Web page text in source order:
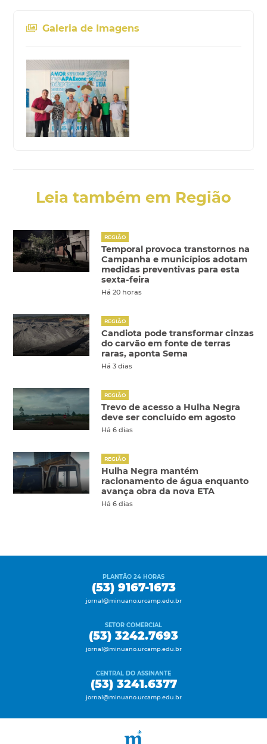
Galeria de Imagens
Leia também em Região
REGIÃO
Temporal provoca transtornos na
Campanha e municípios adotam
medidas preventivas para esta
sexta-feira
Há 20 horas
REGIÃO
Candiota pode transformar cinzas
do carvão em fonte de terras
raras, aponta Sema
Há 3 dias
REGIÃO
Trevo de acesso a Hulha Negra
deve ser concluído em agosto
Há 6 dias
REGIÃO
Hulha Negra mantém
racionamento de água enquanto
avança obra da nova ETA
Há 6 dias
PLANTÃO 24 HORAS
(53) 9167-1673
jornal@minuano.urcamp.edu.br
SETOR COMERCIAL
(53) 3242.7693
jornal@minuano.urcamp.edu.br
CENTRAL DO ASSINANTE
(53) 3241.6377
jornal@minuano.urcamp.edu.br